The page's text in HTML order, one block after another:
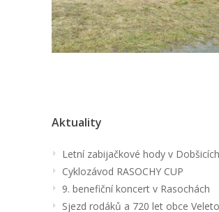
Aktuality
Letní zabijačkové hody v Dobšicích
Cyklozávod RASOCHY CUP
9. benefiční koncert v Rasochách
Sjezd rodáků a 720 let obce